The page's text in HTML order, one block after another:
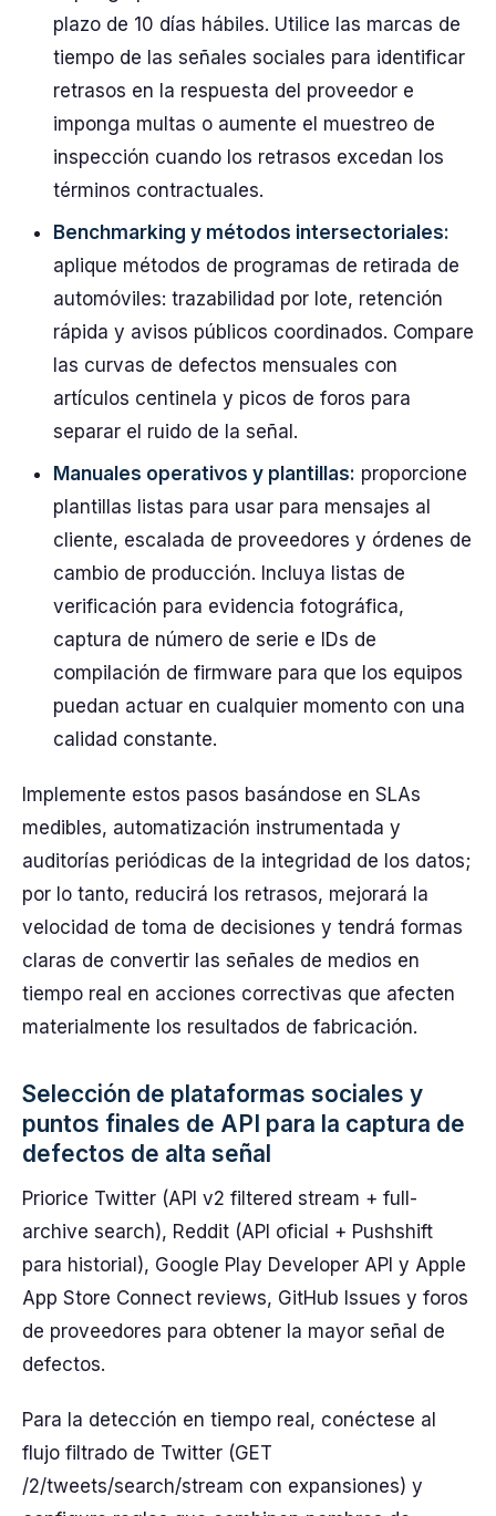
plazo de 10 días hábiles. Utilice las marcas de
tiempo de las señales sociales para identificar
retrasos en la respuesta del proveedor e
imponga multas o aumente el muestreo de
inspección cuando los retrasos excedan los
términos contractuales.
Benchmarking y métodos intersectoriales:
aplique métodos de programas de retirada de
automóviles: trazabilidad por lote, retención
rápida y avisos públicos coordinados. Compare
las curvas de defectos mensuales con
artículos centinela y picos de foros para
separar el ruido de la señal.
Manuales operativos y plantillas: proporcione
plantillas listas para usar para mensajes al
cliente, escalada de proveedores y órdenes de
cambio de producción. Incluya listas de
verificación para evidencia fotográfica,
captura de número de serie e IDs de
compilación de firmware para que los equipos
puedan actuar en cualquier momento con una
calidad constante.
Implemente estos pasos basándose en SLAs
medibles, automatización instrumentada y
auditorías periódicas de la integridad de los datos;
por lo tanto, reducirá los retrasos, mejorará la
velocidad de toma de decisiones y tendrá formas
claras de convertir las señales de medios en
tiempo real en acciones correctivas que afecten
materialmente los resultados de fabricación.
Selección de plataformas sociales y
puntos finales de API para la captura de
defectos de alta señal
Priorice Twitter (API v2 filtered stream + full-
archive search), Reddit (API oficial + Pushshift
para historial), Google Play Developer API y Apple
App Store Connect reviews, GitHub Issues y foros
de proveedores para obtener la mayor señal de
defectos.
Para la detección en tiempo real, conéctese al
flujo filtrado de Twitter (GET
/2/tweets/search/stream con expansiones) y